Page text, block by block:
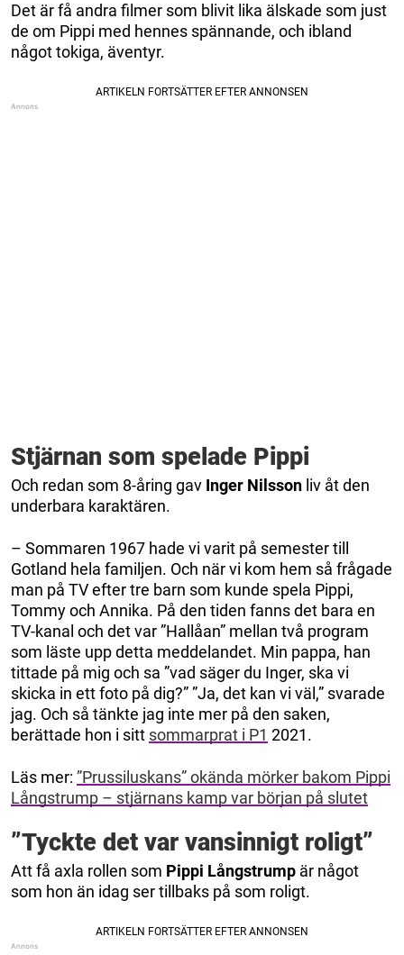
Det är få andra filmer som blivit lika älskade som just
de om Pippi med hennes spännande, och ibland
något tokiga, äventyr.
Stjärnan som spelade Pippi
Och redan som 8-åring gav Inger Nilsson liv åt den
underbara karaktären.
– Sommaren 1967 hade vi varit på semester till
Gotland hela familjen. Och när vi kom hem så frågade
man på TV efter tre barn som kunde spela Pippi,
Tommy och Annika. På den tiden fanns det bara en
TV-kanal och det var ”Hallåan” mellan två program
som läste upp detta meddelandet. Min pappa, han
tittade på mig och sa ”vad säger du Inger, ska vi
skicka in ett foto på dig?” ”Ja, det kan vi väl,” svarade
jag. Och så tänkte jag inte mer på den saken,
berättade hon i sitt sommarprat i P1 2021.
Läs mer: ”Prussiluskans” okända mörker bakom Pippi
Långstrump – stjärnans kamp var början på slutet
”Tyckte det var vansinnigt roligt”
Att få axla rollen som Pippi Långstrump är något
som hon än idag ser tillbaks på som roligt.